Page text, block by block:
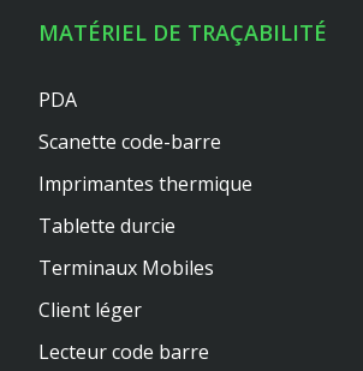
MATÉRIEL DE TRAÇABILITÉ
PDA
Scanette code-barre
Imprimantes thermique
Tablette durcie
Terminaux Mobiles
Client léger
Lecteur code barre